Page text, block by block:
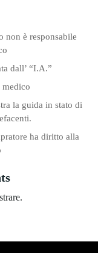
non è responsabile
dall’ “I.A.”
medico
la guida in stato di
ha diritto alla